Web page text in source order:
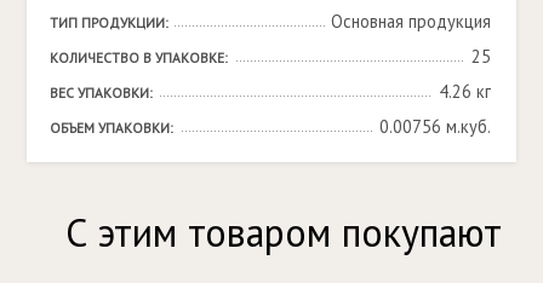
ТИП ПРОДУКЦИИ: Основная продукция
КОЛИЧЕСТВО В УПАКОВКЕ: 25
ВЕС УПАКОВКИ: 4.26 кг
ОБЪЕМ УПАКОВКИ: 0.00756 м.куб.
С этим товаром покупают